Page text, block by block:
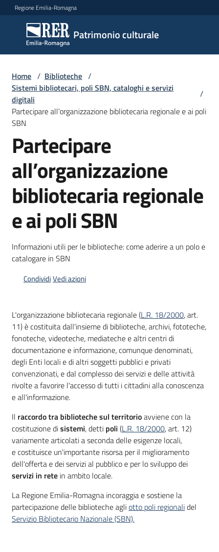
Vai al contenuto
Vai alla navigazione
Vai al footer
Regione Emilia-Romagna
Patrimonio culturale
Patrimonio
culturale
Argomenti
Novità
Servizi
Leggi
Atti
Bandi
Piani
Programmi
Progetti
Mediateca
Giuseppe
Guglielmi
Seguici
Home / Biblioteche /
Sistemi bibliotecari, poli SBN, cataloghi e servizi
digitali
/
Partecipare all’organizzazione bibliotecaria regionale e ai poli
SBN
Partecipare
all’organizzazione
bibliotecaria regionale
e ai poli SBN
Informazioni utili per le biblioteche: come aderire a un polo e
catalogare in SBN
CondividiVedi azioni
L'organizzazione bibliotecaria regionale (L.R. 18/2000, art.
11) è costituita dall'insieme di biblioteche, archivi, fototeche,
fonoteche, videoteche, mediateche e altri centri di
documentazione e informazione, comunque denominati,
degli Enti locali e di altri soggetti pubblici e privati
convenzionati, e dal complesso dei servizi e delle attività
rivolte a favorire l'accesso di tutti i cittadini alla conoscenza
e all'informazione.
Il raccordo tra biblioteche sul territorioavviene con la
costituzione disistemi, detti poli (L.R. 18/2000, art. 12)
variamente articolati a seconda delle esigenze locali,
e costituisce un'importante risorsa per il miglioramento
dell'offerta e dei servizi al pubblico e per lo sviluppo dei
servizi in rete in ambito locale.
La Regione Emilia-Romagna incoraggia e sostiene la
partecipazione delle biblioteche agliotto poli regionalidel
Servizio Bibliotecario Nazionale (SBN).